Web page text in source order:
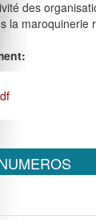
des
la maroquinerie